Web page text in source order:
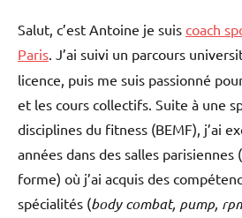
Salut, c’est Antoine je suis coach
Paris . J’ai suivi un parcours
licence, puis me suis passionné
et les cours collectifs. Suite à une
disciplines du fitness (BEMF), j’ai
années dans des salles parisiennes
forme) où j’ai acquis des
spécialités (body combat, pump,